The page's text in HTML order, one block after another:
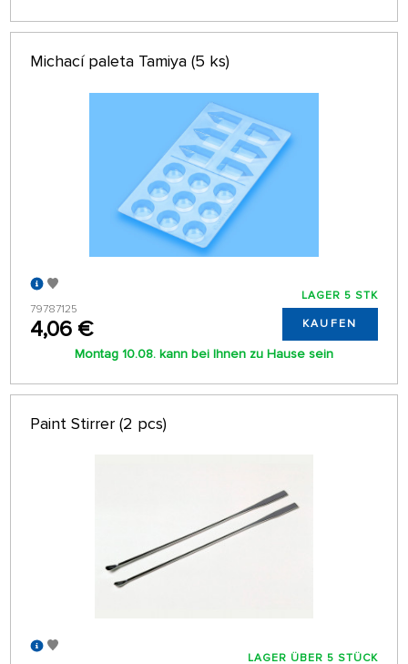
Michací paleta Tamiya (5 ks)
79787125
4,06 €
LAGER 5 STK
KAUFEN
Montag 10.08. kann bei Ihnen zu Hause sein
Paint Stirrer (2 pcs)
LAGER ÜBER 5 STÜCK